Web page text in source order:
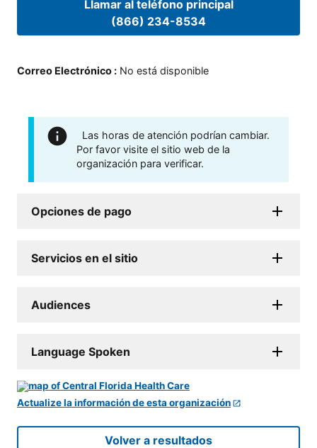
Llamar al teléfono principal
(866) 234-8534
Correo Electrónico : No está disponible
Las horas de atención podrían cambiar.
Por favor visite el sitio web de la
organización para verificar.
Opciones de pago
Servicios en el sitio
Audiences
Language Spoken
Actualize la información de esta organización
Volver a resultados